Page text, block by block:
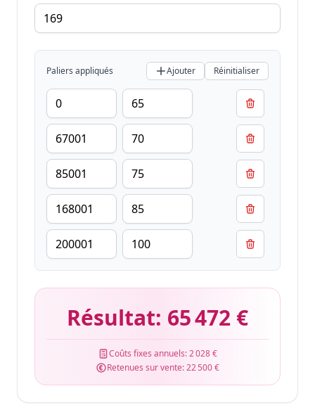
Paliers appliqués Ajouter Réinitialiser
Résultat: 65 472 €
Coûts fixes annuels:2 028 €
Retenues sur vente:22 500 €